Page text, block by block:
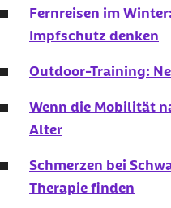
Fernreisen im
Impfschutz denken
Outdoor-Training:
Wenn die Mobilität
Alter
Schmerzen bei
Therapie finden